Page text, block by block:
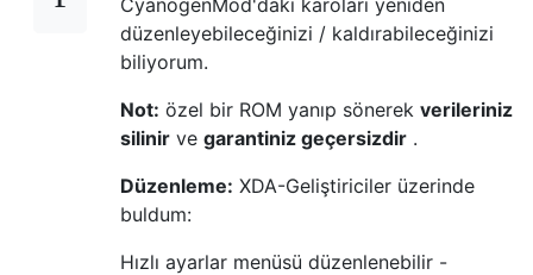
düzenleyebileceğinizi / kaldırabileceğinizi
biliyorum.
Not: özel bir ROM yanıp sönerek verileriniz
silinir ve garantiniz geçersizdir .
Düzenleme: XDA-Geliştiriciler üzerinde
buldum:
Hızlı ayarlar menüsü düzenlenebilir -